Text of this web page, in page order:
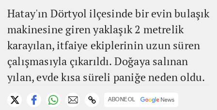
Hatay'ın Dörtyol ilçesinde bir evin bulaşık
makinesine giren yaklaşık 2 metrelik
karayılan, itfaiye ekiplerinin uzun süren
çalışmasıyla çıkarıldı. Doğaya salınan
yılan, evde kısa süreli paniğe neden oldu.
ABONE OL